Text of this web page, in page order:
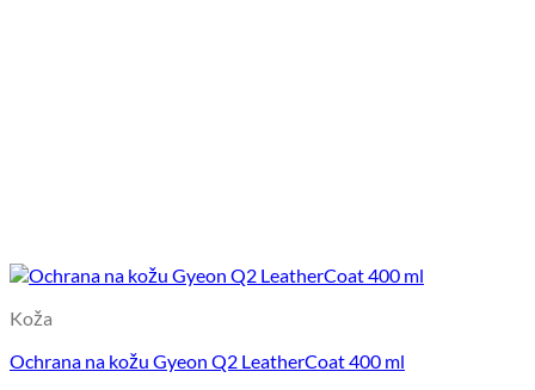
Koža
Ochrana na kožu Gyeon Q2 LeatherCoat 400 ml